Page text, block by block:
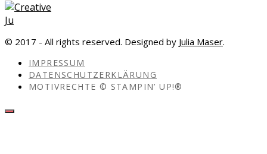
© 2017 - All rights reserved. Designed by Julia Maser.
IMPRESSUM
DATENSCHUTZERKLÄRUNG
MOTIVRECHTE © STAMPIN’ UP!®